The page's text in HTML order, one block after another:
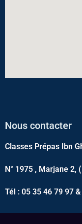
Nous contacter
Classes Prépas Ibn
N° 1975 , Marjane
Tél : 05 35 46 79 97